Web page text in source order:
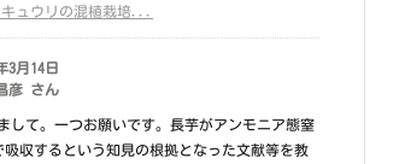
ュウリの混植栽培...
3月14日
彦 さん
して。一つお願いです。長芋がアンモニア態窒
吸収するという知見の根拠となった文献等を教